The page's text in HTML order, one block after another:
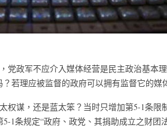
党政军不应介入媒体经营是民主政治基本
若理应被监督的政府可以拥有监督它的媒
权谋，还是蓝太笨？当时只增加第5-1条限
1条规定“政府、政党、其捐助成立之财团